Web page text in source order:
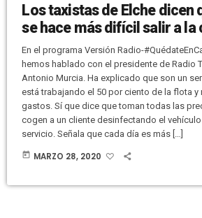
Los taxistas de Elche dicen
se hace más difícil salir a la
En el programa Versión Radio-
hemos hablado con el presidente de Radio
Antonio Murcia. Ha explicado que son un
está trabajando el 50 por ciento de la flota y
gastos. Sí que dice que toman todas las
cogen a un cliente desinfectando el
servicio. Señala que cada día es más […]
today MARZO 28, 2020